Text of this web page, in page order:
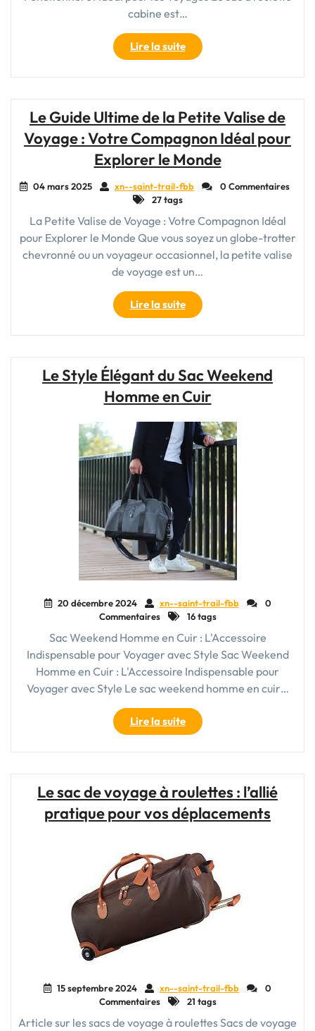
cabine est…
Lire la suite"Le
Sac
à
:
Votre
Compagnon
de
Voyage
Le Guide Ultime de la Petite Valise de
Voyage : Votre Compagnon Idéal pour
Explorer le Monde
04 mars 2025 xn--saint-trail-fbb
0 Commentaires
27 tags
La Petite Valise de Voyage : Votre Compagnon Idéal
pour Explorer le Monde Que vous soyez un globe-trotter
chevronné ou un voyageur occasionnel, la petite valise
de voyage est un…
Lire la suite"Le
Guide
Ultime
Petite
Valise
Voyage
Votre
Compagnon
Idéal
pour
Explorer
le
Monde"
Le Style Élégant du Sac Weekend
Homme en Cuir
20 décembre 2024 xn--saint-trail-fbb
0
Commentaires
16 tags
Sac Weekend Homme en Cuir : L'Accessoire
Indispensable pour Voyager avec Style Sac Weekend
Homme en Cuir : L'Accessoire Indispensable pour
Voyager avec Style Le sac weekend homme en cuir…
Lire la suite"Le
Style
Élégant
Weekend
Homme
Le sac de voyage à roulettes : l’allié
pratique pour vos déplacements
15 septembre 2024 xn--saint-trail-fbb
0
Commentaires
21 tags
Article sur les sacs de voyage à roulettes Sacs de voyage